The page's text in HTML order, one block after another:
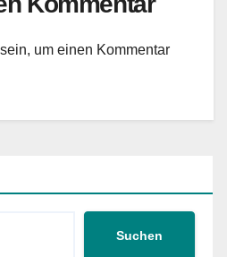
um einen Kommentar
Suchen